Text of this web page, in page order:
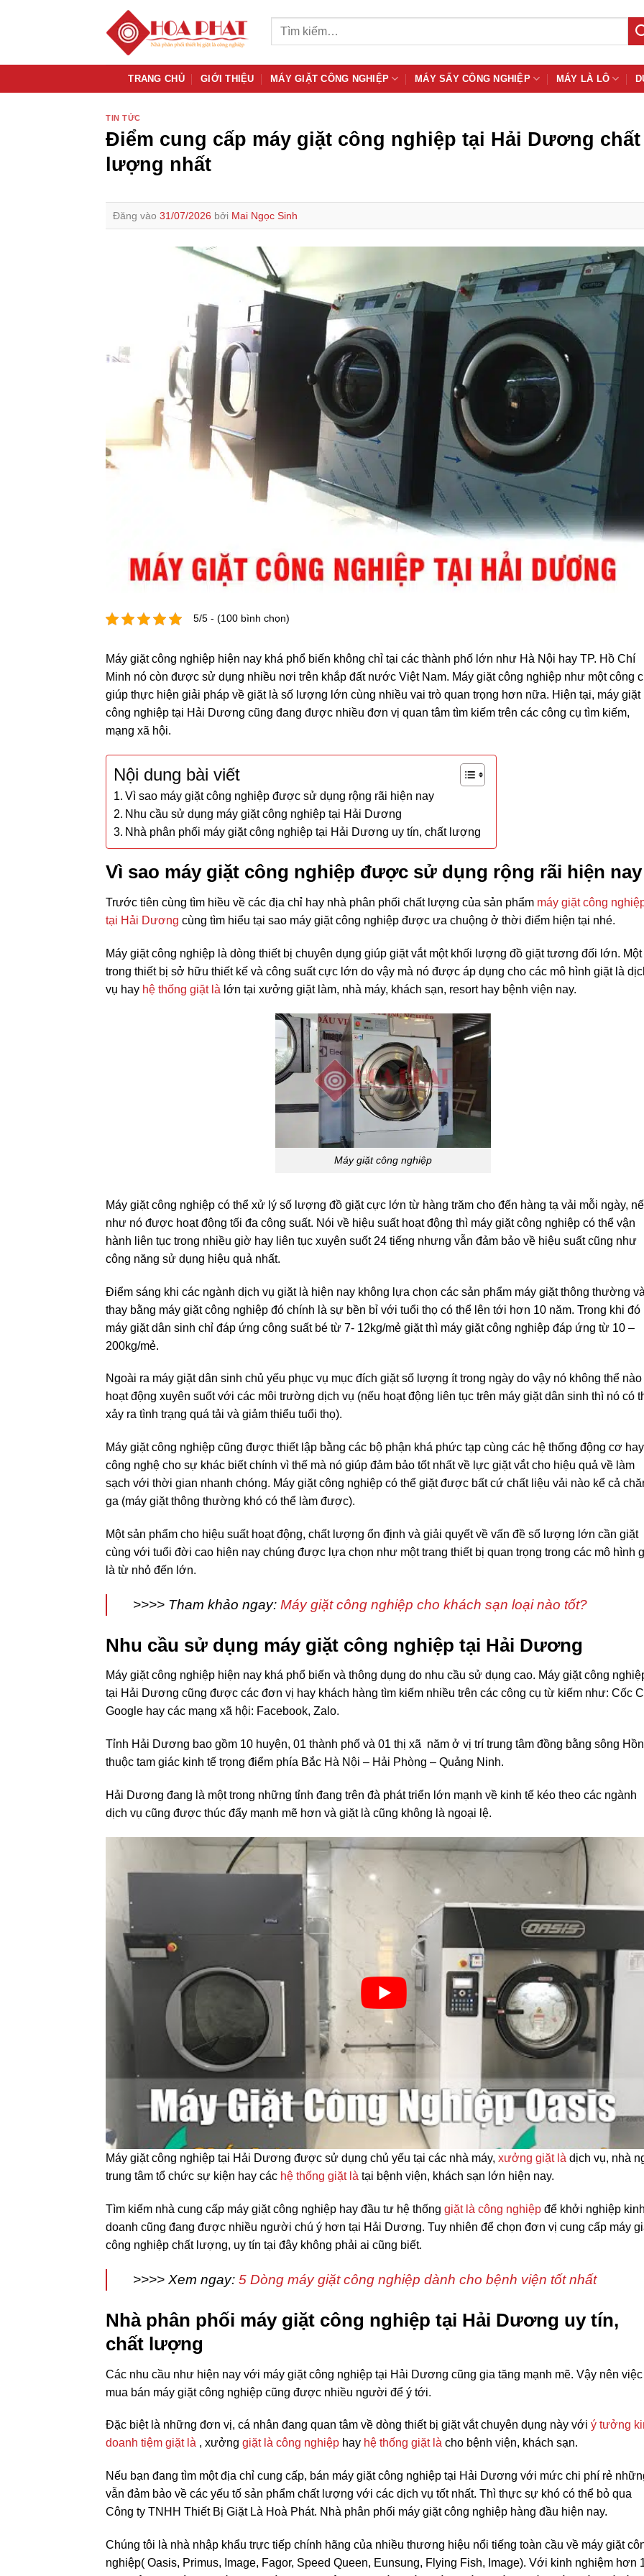
dung
Tìm
TRANG CHỦ GIỚI THIỆU MÁY GIẶT CÔNG NGHIỆP MÁY SẤY CÔNG NGHIỆP MÁY LÀ LÔ
TIN TỨC
Điểm cung cấp máy giặt công nghiệp tại Hải Dương chất
lượng nhất
Đăng vào 31/07/2026 bởi Mai Ngọc Sinh
5/5 - (100 bình chọn)
Máy giặt công nghiệp hiện nay khá phổ biến không chỉ tại các thành phố lớn như Hà Nội hay TP. Hồ Chí
Minh nó còn được sử dụng nhiều nơi trên khắp đất nước Việt Nam. Máy giặt công nghiệp như một công
giúp thực hiện giải pháp về giặt là số lượng lớn cùng nhiều vai trò quan trọng hơn nữa. Hiện tại, máy giặt
công nghiệp tại Hải Dương cũng đang được nhiều đơn vị quan tâm tìm kiếm trên các công cụ tìm kiếm,
mạng xã hội.
Nội dung bài viết
Vì sao máy giặt công nghiệp được sử dụng rộng rãi hiện nay
Nhu cầu sử dụng máy giặt công nghiệp tại Hải Dương
Nhà phân phối máy giặt công nghiệp tại Hải Dương uy tín, chất lượng
Vì sao máy giặt công nghiệp được sử dụng rộng rãi hiện nay
Trước tiên cùng tìm hiều về các địa chỉ hay nhà phân phối chất lượng của sản phẩm máy giặt công
tại Hải Dương cùng tìm hiểu tại sao máy giặt công nghiệp được ưa chuộng ở thời điểm hiện tại nhé.
Máy giặt công nghiệp là dòng thiết bị chuyên dụng giúp giặt vắt một khối lượng đồ giặt tương đối lớn. Một
trong thiết bị sở hữu thiết kế và công suất cực lớn do vậy mà nó được áp dụng cho các mô hình giặt là
vụ hay hệ thống giặt là lớn tại xưởng giặt làm, nhà máy, khách sạn, resort hay bệnh viện nay.
Máy giặt công nghiệp
Máy giặt công nghiệp có thể xử lý số lượng đồ giặt cực lớn từ hàng trăm cho đến hàng tạ vải mỗi ngày,
như nó được hoạt động tối đa công suất. Nói về hiệu suất hoạt động thì máy giặt công nghiệp có thể vận
hành liên tục trong nhiều giờ hay liên tục xuyên suốt 24 tiếng nhưng vẫn đảm bảo về hiệu suất cũng như
công năng sử dụng hiệu quả nhất.
Điểm sáng khi các ngành dịch vụ giặt là hiện nay không lựa chọn các sản phẩm máy giặt thông thường
thay bằng máy giặt công nghiệp đó chính là sự bền bỉ với tuổi thọ có thể lên tới hơn 10 năm. Trong khi đó
máy giặt dân sinh chỉ đáp ứng công suất bé từ 7- 12kg/mẻ giặt thì máy giặt công nghiệp đáp ứng từ 10 –
200kg/mẻ.
Ngoài ra máy giặt dân sinh chủ yếu phục vụ mục đích giặt số lượng ít trong ngày do vậy nó không thể nào
hoạt động xuyên suốt với các môi trường dịch vụ (nếu hoạt động liên tục trên máy giặt dân sinh thì nó có
xảy ra tình trạng quá tải và giảm thiểu tuổi thọ).
Máy giặt công nghiệp cũng được thiết lập bằng các bộ phận khá phức tạp cùng các hệ thống động cơ hay
công nghệ cho sự khác biết chính vì thế mà nó giúp đảm bảo tốt nhất về lực giặt vắt cho hiệu quả về làm
sạch với thời gian nhanh chóng. Máy giặt công nghiệp có thể giặt được bất cứ chất liệu vải nào kể cả
ga (máy giặt thông thường khó có thể làm được).
Một sản phẩm cho hiệu suất hoạt động, chất lượng ổn định và giải quyết về vấn đề số lượng lớn cần giặt
cùng với tuổi đời cao hiện nay chúng được lựa chọn như một trang thiết bị quan trọng trong các mô hình
là từ nhỏ đến lớn.
>>>> Tham khảo ngay: Máy giặt công nghiệp cho khách sạn loại nào tốt?
Nhu cầu sử dụng máy giặt công nghiệp tại Hải Dương
Máy giặt công nghiệp hiện nay khá phổ biến và thông dụng do nhu cầu sử dụng cao. Máy giặt công
tại Hải Dương cũng được các đơn vị hay khách hàng tìm kiếm nhiều trên các công cụ từ kiếm như: Cốc
Google hay các mạng xã hội: Facebook, Zalo.
Tỉnh Hải Dương bao gồm 10 huyện, 01 thành phố và 01 thị xã năm ở vị trí trung tâm đồng bằng sông
thuộc tam giác kinh tế trọng điểm phía Bắc Hà Nội – Hải Phòng – Quảng Ninh.
Hải Dương đang là một trong những tỉnh đang trên đà phát triển lớn mạnh về kinh tế kéo theo các ngành
dịch vụ cũng được thúc đẩy mạnh mẽ hơn và giặt là cũng không là ngoại lệ.
Máy giặt công nghiệp tại Hải Dương được sử dụng chủ yếu tại các nhà máy, xưởng giặt là dịch vụ, nhà
trung tâm tổ chức sự kiện hay các hệ thống giặt là tại bệnh viện, khách sạn lớn hiện nay.
Tìm kiếm nhà cung cấp máy giặt công nghiệp hay đầu tư hệ thống giặt là công nghiệp để khởi nghiệp
doanh cũng đang được nhiều người chú ý hơn tại Hải Dương. Tuy nhiên để chọn đơn vị cung cấp máy
công nghiệp chất lượng, uy tín tại đây không phải ai cũng biết.
>>>> Xem ngay: 5 Dòng máy giặt công nghiệp dành cho bệnh viện tốt nhất
Nhà phân phối máy giặt công nghiệp tại Hải Dương uy tín,
chất lượng
Các nhu cầu như hiện nay với máy giặt công nghiệp tại Hải Dương cũng gia tăng mạnh mẽ. Vậy nên việc
mua bán máy giặt công nghiệp cũng được nhiều người để ý tới.
Đặc biệt là những đơn vị, cá nhân đang quan tâm về dòng thiết bị giặt vắt chuyên dụng này với ý tưởng
doanh tiệm giặt là , xưởng giặt là công nghiệp hay hệ thống giặt là cho bệnh viện, khách sạn.
Nếu bạn đang tìm một địa chỉ cung cấp, bán máy giặt công nghiệp tại Hải Dương với mức chi phí rẻ
vẫn đảm bảo về các yếu tố sản phẩm chất lượng với các dịch vụ tốt nhất. Thì thực sự khó có thể bỏ qua
Công ty TNHH Thiết Bị Giặt Là Hoà Phát. Nhà phân phối máy giặt công nghiệp hàng đầu hiện nay.
Chúng tôi là nhà nhập khẩu trực tiếp chính hãng của nhiều thương hiệu nổi tiếng toàn cầu về máy giặt
nghiệp( Oasis, Primus, Image, Fagor, Speed Queen, Eunsung, Flying Fish, Image). Với kinh nghiệm hơn